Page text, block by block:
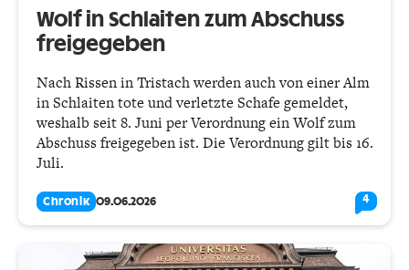
Wolf in Schlaiten zum Abschuss
freigegeben
Nach Rissen in Tristach werden auch von einer Alm
in Schlaiten tote und verletzte Schafe gemeldet,
weshalb seit 8. Juni per Verordnung ein Wolf zum
Abschuss freigegeben ist. Die Verordnung gilt bis 16.
Juli.
Chronik 09.06.2026 4